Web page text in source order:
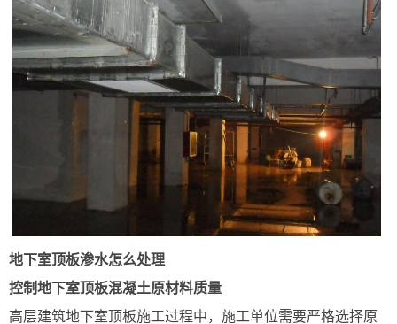
地下室顶板渗水怎么处理
控制地下室顶板混凝土原材料质量
高层建筑地下室顶板施工过程中，施工单位需要严格选择原